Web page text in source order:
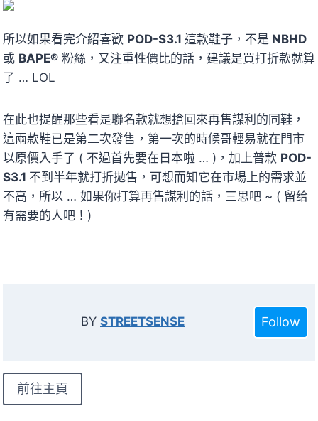
所以如果看完介紹喜歡 POD-S3.1 這款鞋子，不是 NBHD
或 BAPE® 粉絲，又注重性價比的話，建議是買打折款就算
了 … LOL
在此也提醒那些看是聯名款就想搶回來再售謀利的同鞋，
這兩款鞋已是第二次發售，第一次的時候哥輕易就在門市
以原價入手了 ( 不過首先要在日本啦 … )，加上普款 POD-
S3.1 不到半年就打折拋售，可想而知它在市場上的需求並
不高，所以 … 如果你打算再售謀利的話，三思吧 ~ ( 留给
有需要的人吧！)
BY STREETSENSE Follow
前往主頁